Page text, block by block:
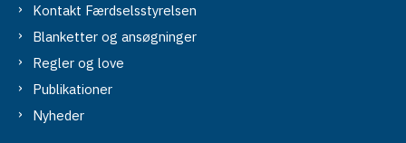
Kontakt Færdselsstyrelsen
Blanketter og ansøgninger
Regler og love
Publikationer
Nyheder